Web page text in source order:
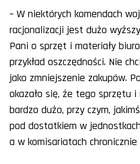
– W niektórych komendach
racjonalizacji jest dużo
Pani o sprzęt i materiały
przykład oszczędności. Nie
jako zmniejszenie zakupów.
okazało się, że tego sprzętu
bardzo dużo, przy czym,
pod dostatkiem w
a w komisariatach